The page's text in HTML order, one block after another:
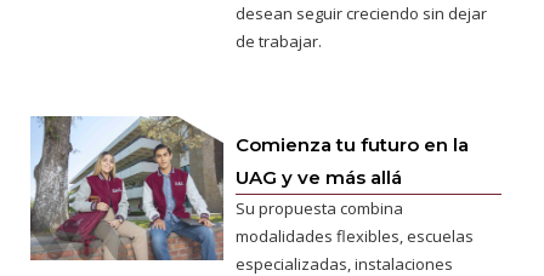
desean seguir creciendo sin dejar
de trabajar.
Comienza tu futuro en la
UAG y ve más allá
Su propuesta combina
modalidades flexibles, escuelas
especializadas, instalaciones